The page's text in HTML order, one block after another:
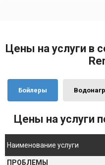
Цены на услуги в
Бойлеры
Цены на услуги
Наименование услуги
ПРОБЛЕМЫ